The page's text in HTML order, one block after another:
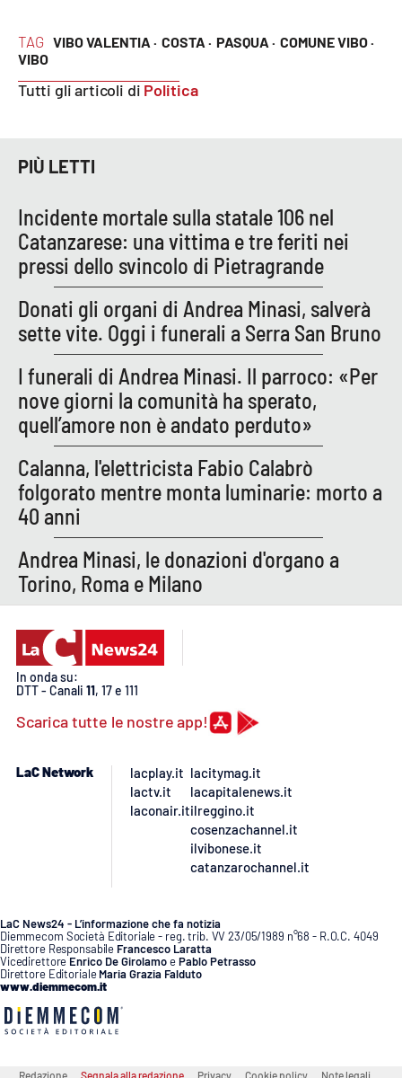
Sanità
Società
RUBRICHE
Good Morning Vietnam
Parchi Marini Calabria
Leggendo Alvaro insieme
Imprese Di Calabria
Le perfidie di Antonella Grippo
Venti di comunicazione
STREAMING
LaC TV
LaC Network
LaC OnAir
Reggio Calabria
Cosenza
Lamezia Terme
TAG VIBO VALENTIA · COSTA · PASQUA · COMUNE VIBO ·
VIBO
Tutti gli articoli di Politica
PIÙ LETTI
Incidente mortale sulla statale 106 nel
Catanzarese: una vittima e tre feriti nei
pressi dello svincolo di Pietragrande
Donati gli organi di Andrea Minasi, salverà
sette vite. Oggi i funerali a Serra San Bruno
I funerali di Andrea Minasi. Il parroco: «Per
nove giorni la comunità ha sperato,
quell’amore non è andato perduto»
Calanna, l'elettricista Fabio Calabrò
folgorato mentre monta luminarie: morto a
40 anni
Andrea Minasi, le donazioni d'organo a
Torino, Roma e Milano
In onda su:
DTT - Canali 11, 17 e 111
Scarica tutte le nostre app!
LaC Network
lacplay.it
lactv.it
laconair.it
lacitymag.it
lacapitalenews.it
ilreggino.it
cosenzachannel.it
ilvibonese.it
catanzarochannel.it
LaC News24 - L’informazione che fa notizia
Diemmecom Società Editoriale - reg. trib. VV 23/05/1989 n°68 - R.O.C. 4049
Direttore Responsabile Francesco Laratta
Vicedirettore Enrico De GirolamoePablo Petrasso
Direttore Editoriale Maria Grazia Falduto
www.diemmecom.it
Redazione Segnala alla redazione Privacy Cookie policy Note legali